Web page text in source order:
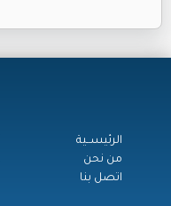
الرئيســية
من نحن
اتصل بنا